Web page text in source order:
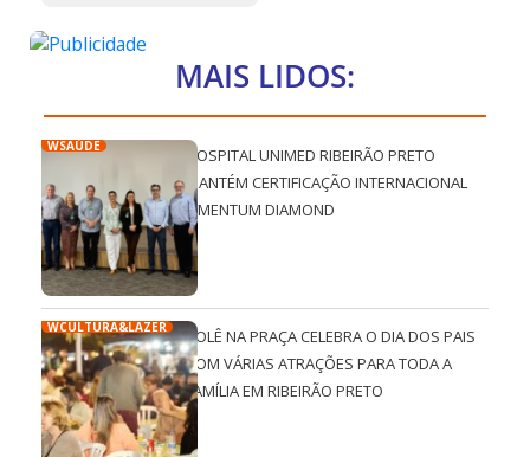
MAIS LIDOS:
WSAÚDE
HOSPITAL UNIMED RIBEIRÃO PRETO
MANTÉM CERTIFICAÇÃO INTERNACIONAL
QMENTUM DIAMOND
WCULTURA&LAZER
ROLÊ NA PRAÇA CELEBRA O DIA DOS PAIS
COM VÁRIAS ATRAÇÕES PARA TODA A
FAMÍLIA EM RIBEIRÃO PRETO